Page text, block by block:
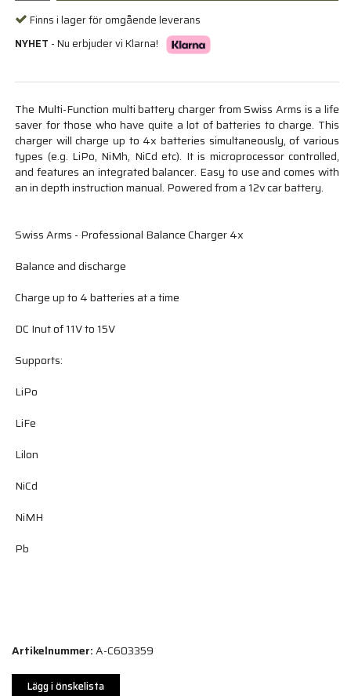
Finns i lager för omgående leverans
NYHET - Nu erbjuder vi Klarna!
The Multi-Function multi battery charger from Swiss Arms is a life
saver for those who have quite a lot of batteries to charge. This
charger will charge up to 4x batteries simultaneously, of various
types (e.g. LiPo, NiMh, NiCd etc). It is microprocessor controlled,
and features an integrated balancer. Easy to use and comes with
an in depth instruction manual. Powered from a 12v car battery.
Swiss Arms - Professional Balance Charger 4x
Balance and discharge
Charge up to 4 batteries at a time
DC Inut of 11V to 15V
Supports:
LiPo
LiFe
Lilon
NiCd
NiMH
Pb
Artikelnummer:A-C603359
Lägg i önskelista